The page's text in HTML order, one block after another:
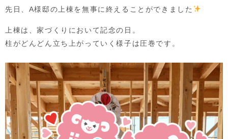
先日、A様邸の上棟を無事に終えることができました
上棟は、家づくりにおいて記念の日。
柱がどんどん立ち上がっていく様子は圧巻です。